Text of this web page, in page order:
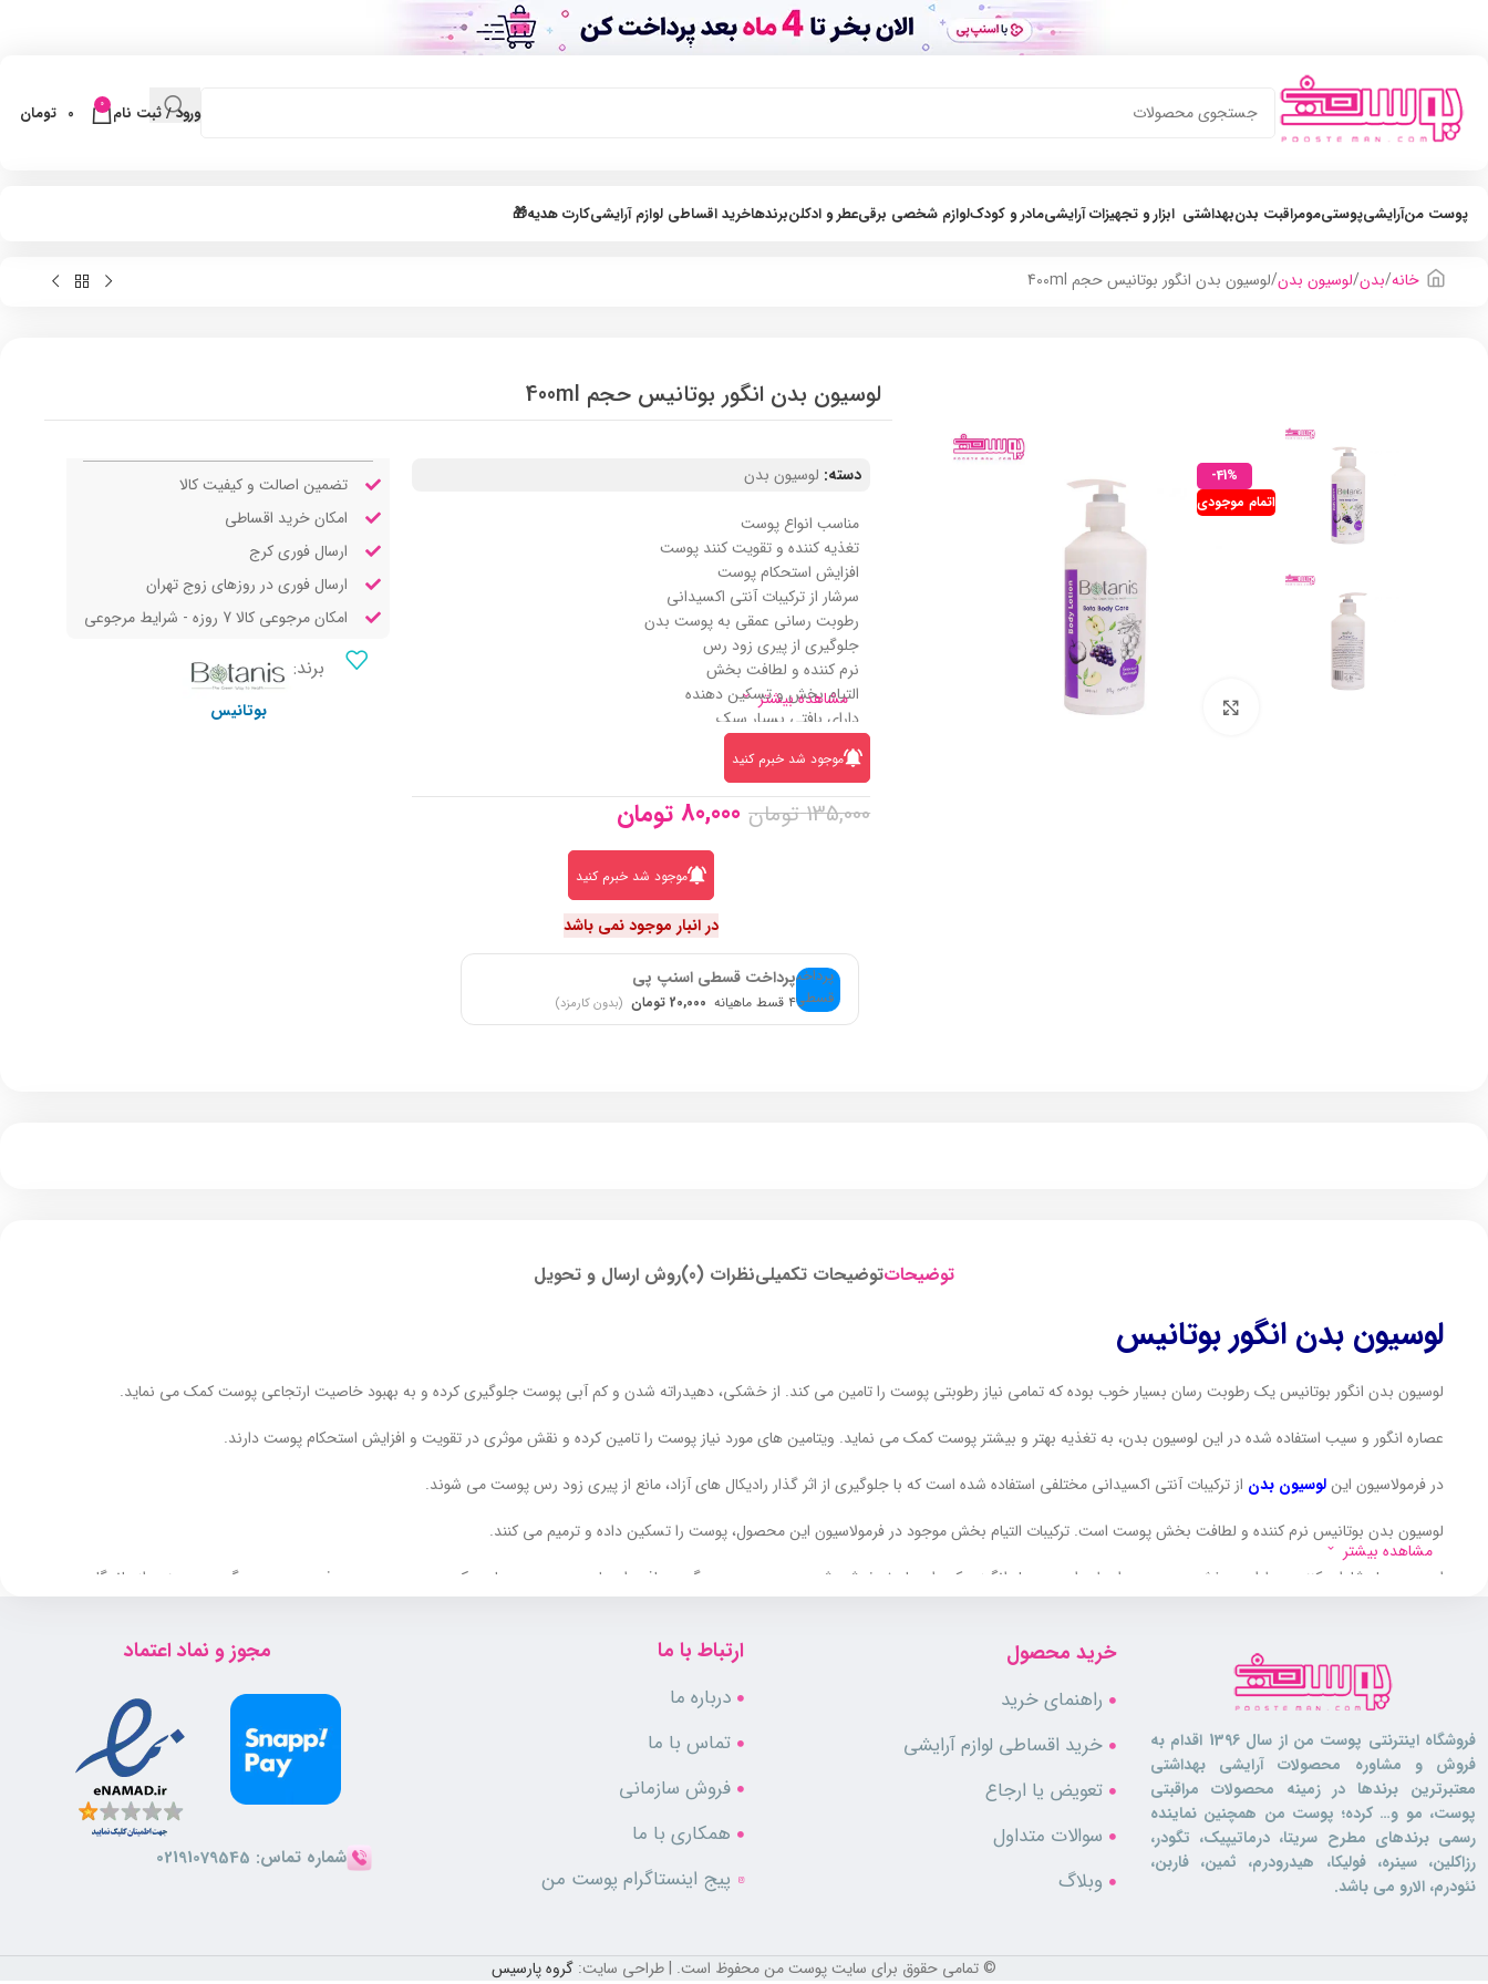
ورود / ثبت نام 0
0 تومان
پوست منآرایشیپوستیمومراقبت بدنبهداشتی ابزار و تجهیزات آرایشیمادر و کودکلوازم شخصی برقیعطر و ادکلنبرندهاخرید اقساطی لوازم آرایشیکارت هدیه🎁
خانه بدن لوسیون بدن لوسیون بدن انگور بوتانیس حجم 400ml
-41%
اتمام موجودی
بزرگنمایی تصویر
لوسیون بدن انگور بوتانیس حجم 400ml
دسته: لوسیون بدن
مناسب انواع پوست
تغذیه کننده و تقویت کنند پوست
افزایش استحکام پوست
سرشار از ترکیبات آنتی اکسیدانی
رطوبت رسانی عمقی به پوست بدن
جلوگیری از پیری زود رس
نرم کننده و لطافت بخش
التیام بخش و تسکین دهنده
دارای بافتی بسیار سبک
خوشبو کننده پوست بدن
دارای ماندگاری بسیار خوب
حاوی عصاره سیب سبز و روغن هسته انگور
مشاهده بیشتر
موجود شد خبرم کنید
135,000 تومان 80,000 تومان
موجود شد خبرم کنید
در انبار موجود نمی باشد
پرداخت قسطی اسنپ پی
۴ قسط ماهیانه 20,000 تومان (بدون کارمزد)
تضمین اصالت و کیفیت کالا
امکان خرید اقساطی
ارسال فوری کرج
ارسال فوری در روزهای زوج تهران
امکان مرجوعی کالا 7 روزه - شرایط مرجوعی
برند:
بوتانیس
توضیحاتتوضیحات تکمیلینظرات (0) روش ارسال و تحویل
لوسیون بدن انگور بوتانیس
لوسیون بدن انگور بوتانیس یک رطوبت رسان بسیار خوب بوده که تمامی نیاز رطوبتی پوست را تامین می کند. از خشکی، دهیدراته شدن و کم آبی پوست جلوگیری کرده و به بهبود خاصیت ارتجاعی پوست کمک می نماید.
عصاره انگور و سیب استفاده شده در این لوسیون بدن، به تغذیه بهتر و بیشتر پوست کمک می نماید. ویتامین های مورد نیاز پوست را تامین کرده و نقش موثری در تقویت و افزایش استحکام پوست دارند.
در فرمولاسیون اینلوسیون بدن از ترکیبات آنتی اکسیدانی مختلفی استفاده شده است که با جلوگیری از اثر گذار رادیکال های آزاد، مانع از پیری زود رس پوست می شوند.
لوسیون بدن بوتانیس نرم کننده و لطافت بخش پوست است. ترکیبات التیام بخش موجود در فرمولاسیون این محصول، پوست را تسکین داده و ترمیم می کنند.
این محصول شاداب کننده و طراوت بخش بوده و به واسطه رایحه ی دل انگیزی که دارد باعث خوشبو شدن پوست بدن می گردد. بافت این لوسیون بدن بسیار سبک بوده و به سرعت جذب پوست می گردد. همچنین از ماندگاری
بسیار بالایی نیز بهره می برد.
ویژگی ها
مناسب انواع پوست
تغذیه کننده و تقویت کنند پوست
افزایش استحکام پوست
سرشار از ترکیبات آنتی اکسیدانی
رطوبت رسانی عمقی به پوست بدن
جلوگیری از پیری زود رس
نرم کننده و لطافت بخش
مشاهده بیشتر
فروشگاه اینترنتی پوست من از سال 1396 اقدام به
فروش و مشاوره محصولات آرایشی بهداشتی
معتبرترین برندها در زمینه محصولات مراقبتی
پوست، مو و… کرده؛ پوست من همچنین نماینده
رسمی برندهای مطرح سریتا، درماتیپیک، تگودر،
رزاکلین، سینره، فولیکا، هیدرودرم، ثمین، فاربن،
نئودرم، الارو می باشد.
خرید محصول
راهنمای خرید
خرید اقساطی لوازم آرایشی
تعویض یا ارجاع
سوالات متداول
وبلاگ
ارتباط با ما
درباره ما
تماس با ما
فروش سازمانی
همکاری با ما
پیج اینستاگرام پوست من
مجوز و نماد اعتماد
شماره تماس: 02191079545
© تمامی حقوق برای سایت پوست من محفوظ است. | طراحی سایت: گروه پارسیس